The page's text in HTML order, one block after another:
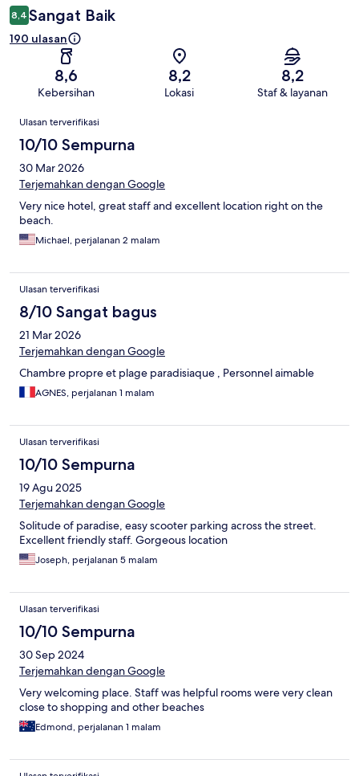
8,4 Sangat Baik
190 ulasan
8,6
Kebersihan
8,2
Lokasi
8,2
Staf & layanan
Ulasan
Ulasan terverifikasi
10/10 Sempurna
30 Mar 2026
Terjemahkan dengan Google
Very nice hotel, great staff and excellent location right on the
beach.
Michael, perjalanan 2 malam
Ulasan terverifikasi
8/10 Sangat bagus
21 Mar 2026
Terjemahkan dengan Google
Chambre propre et plage paradisiaque , Personnel aimable
AGNES, perjalanan 1 malam
Ulasan terverifikasi
10/10 Sempurna
19 Agu 2025
Terjemahkan dengan Google
Solitude of paradise, easy scooter parking across the street.
Excellent friendly staff. Gorgeous location
Joseph, perjalanan 5 malam
Ulasan terverifikasi
10/10 Sempurna
30 Sep 2024
Terjemahkan dengan Google
Very welcoming place. Staff was helpful rooms were very clean
close to shopping and other beaches
Edmond, perjalanan 1 malam